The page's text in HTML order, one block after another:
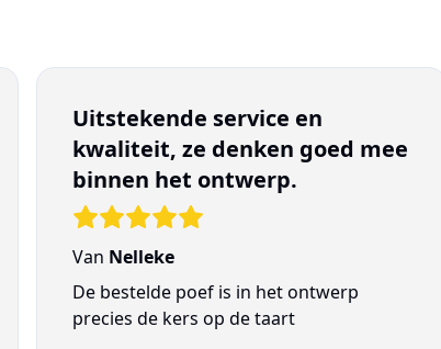
Uitstekende service en
kwaliteit, ze denken goed mee
binnen het ontwerp.
Van Nelleke
De bestelde poef is in het ontwerp
precies de kers op de taart